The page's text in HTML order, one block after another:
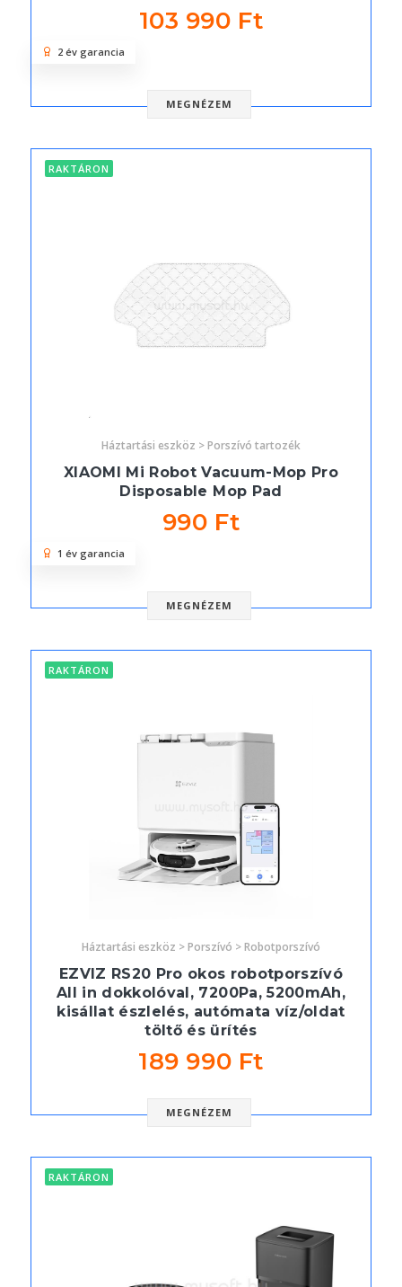
103 990 Ft
MEGNÉZEM
2 év garancia
RAKTÁRON
Háztartási eszköz > Porszívó tartozék
XIAOMI Mi Robot Vacuum-Mop Pro
Disposable Mop Pad
990 Ft
MEGNÉZEM
1 év garancia
RAKTÁRON
Háztartási eszköz > Porszívó > Robotporszívó
EZVIZ RS20 Pro okos robotporszívó
All in dokkolóval, 7200Pa, 5200mAh,
kisállat észlelés, autómata víz/oldat
töltő és ürítés
189 990 Ft
MEGNÉZEM
RAKTÁRON